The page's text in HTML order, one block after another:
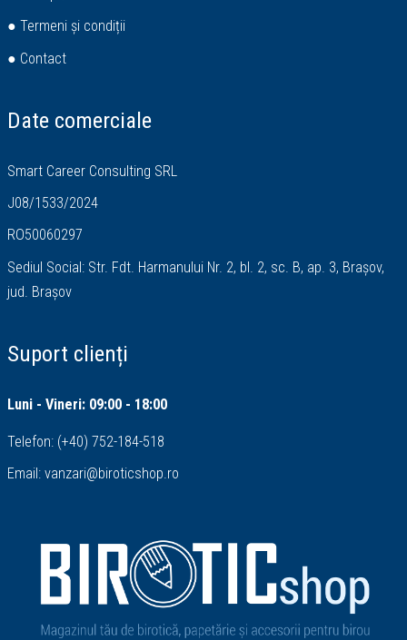
● Termeni și condiții
● Contact
Date comerciale
Smart Career Consulting SRL
J08/1533/2024
RO50060297
Sediul Social: Str. Fdt. Harmanului Nr. 2, bl. 2, sc. B, ap. 3, Brașov,
jud. Brașov
Suport clienți
Luni - Vineri: 09:00 - 18:00
Telefon: (+40) 752-184-518
Email: vanzari@biroticshop.ro